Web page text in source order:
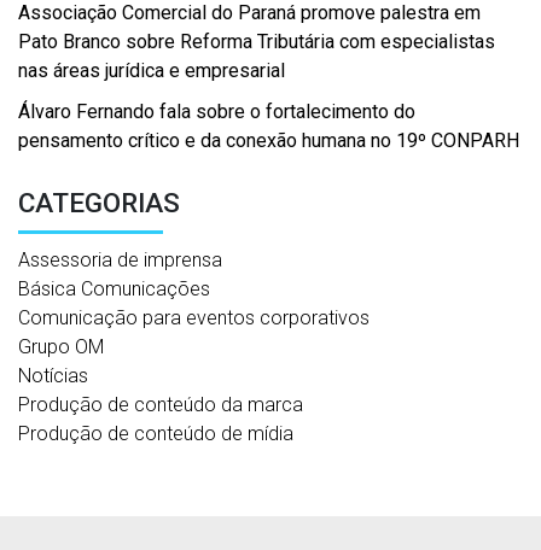
Associação Comercial do Paraná promove palestra em
Pato Branco sobre Reforma Tributária com especialistas
nas áreas jurídica e empresarial
Álvaro Fernando fala sobre o fortalecimento do
pensamento crítico e da conexão humana no 19º CONPARH
CATEGORIAS
Assessoria de imprensa
Básica Comunicações
Comunicação para eventos corporativos
Grupo OM
Notícias
Produção de conteúdo da marca
Produção de conteúdo de mídia